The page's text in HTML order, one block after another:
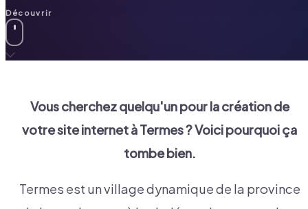
Découvrir
Vous cherchez quelqu'un pour la création de
votre site internet àTermes? Voici pourquoi ça
tombe bien.
Termes est un village dynamique de la province